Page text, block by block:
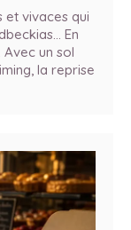
et vivaces qui
En
un sol
la reprise